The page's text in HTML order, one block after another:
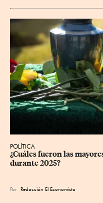
POLÍTICA
¿Cuáles fueron las
durante 2025?
Por Redacción El Economista